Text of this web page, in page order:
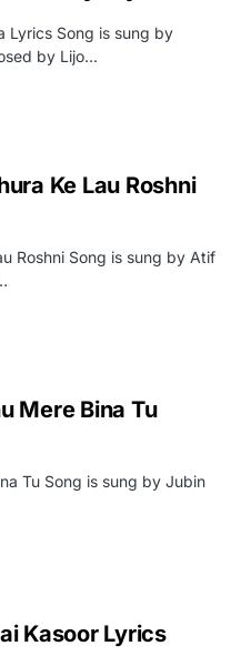
Lyrics Song is sung by
by Lijo…
Ke Lau Roshni
Roshni Song is sung by Atif
Mere Bina Tu
Tu Song is sung by Jubin
Kasoor Lyrics